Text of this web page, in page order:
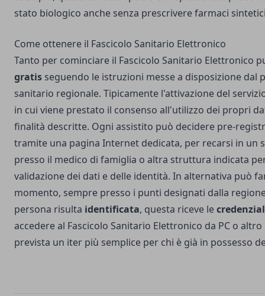
stato biologico anche senza prescrivere farmaci
Come ottenere il Fascicolo Sanitario Elettronico
Tanto per cominciare il Fascicolo Sanitario Elettronico
gratis seguendo le istruzioni messe a disposizione dal
sanitario regionale. Tipicamente l'attivazione del
in cui viene prestato il consenso all'utilizzo dei propri
finalità descritte. Ogni assistito può decidere pre-
tramite una pagina Internet dedicata, per recarsi in un
presso il medico di famiglia o altra struttura indicata
validazione dei dati e delle identità. In alternativa può
momento, sempre presso i punti designati dalla
persona risulta identificata, questa riceve le
accedere al Fascicolo Sanitario Elettronico da PC o
prevista un iter più semplice per chi è già in possesso